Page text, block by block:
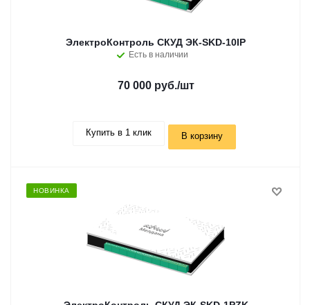
ЭлектроКонтроль СКУД ЭК-SKD-10IP
Есть в наличии
70 000 руб./шт
Купить в 1 клик В корзину
НОВИНКА